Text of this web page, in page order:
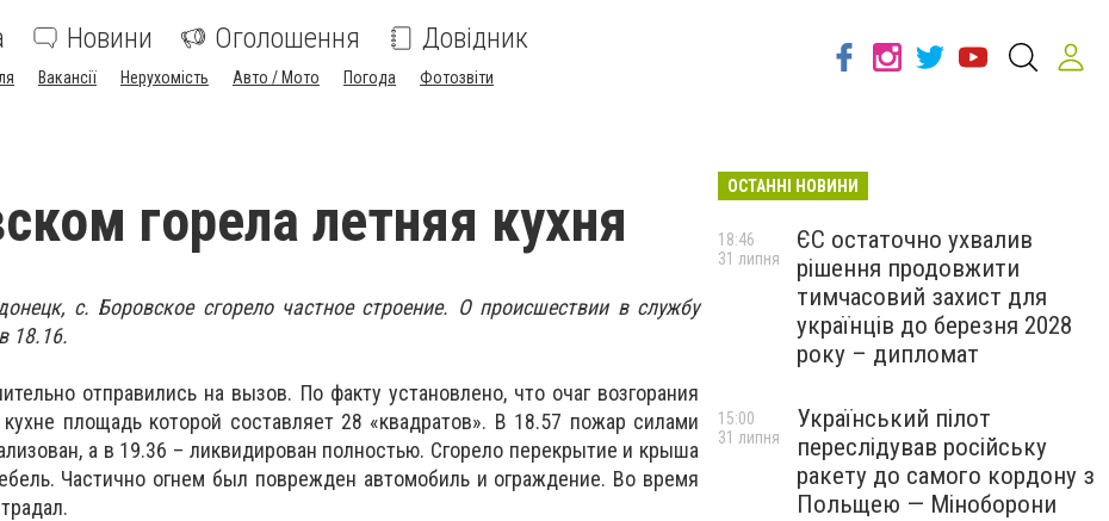
Новини Оголошення Довідник
Вакансії Нерухомість Авто / Мото Погода Фотозвіти
горела летняя кухня
с. Боровское сгорело частное строение. О происшествии в службу
18.16.
отправились на вызов. По факту установлено, что очаг возгорания
площадь которой составляет 28 «квадратов». В 18.57 пожар силами
а в 19.36 – ликвидирован полностью. Сгорело перекрытие и крыша
Частично огнем был поврежден автомобиль и ограждение. Во время
ОСТАННІ НОВИНИ
ЄС остаточно ухвалив
рішення продовжити
тимчасовий захист для
українців до березня 2028
року – дипломат
18:46
31 липня
Український пілот
переслідував російську
ракету до самого кордону з
Польщею — Міноборони
15:00
31 липня